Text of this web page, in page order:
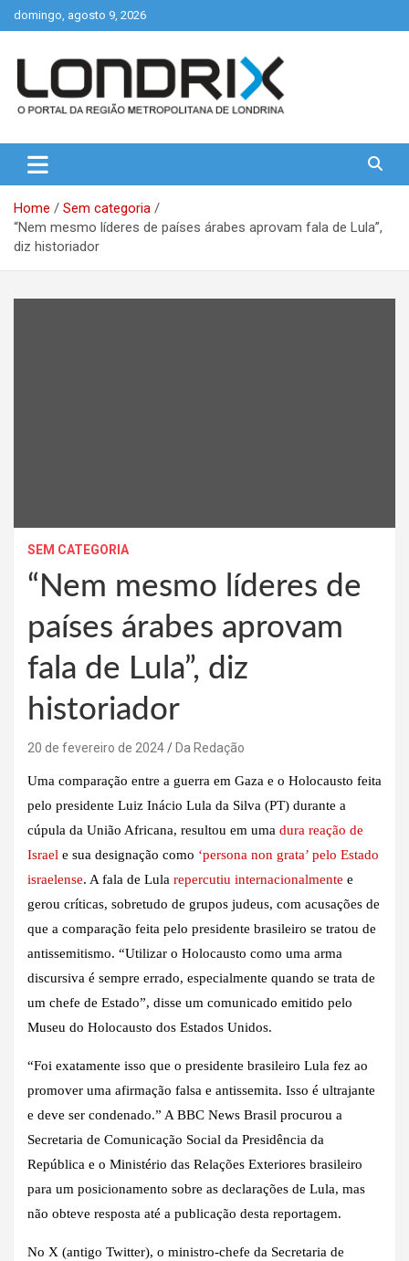
Skip
to
domingo, agosto 9, 2026
Londrix
Home
Sem categoria
“Nem mesmo líderes de países árabes aprovam fala de Lula”,
diz historiador
SEM CATEGORIA
“Nem mesmo líderes de
países árabes aprovam
fala de Lula”, diz
historiador
20 de fevereiro de 2024 Da Redação
Uma comparação entre a guerra em Gaza e o Holocausto feita
pelo presidente Luiz Inácio Lula da Silva (PT) durante a
cúpula da União Africana, resultou em uma dura reação de
Israel e sua designação como ‘persona non grata’ pelo Estado
israelense. A fala de Lula repercutiu internacionalmente e
gerou críticas, sobretudo de grupos judeus, com acusações de
que a comparação feita pelo presidente brasileiro se tratou de
antissemitismo. “Utilizar o Holocausto como uma arma
discursiva é sempre errado, especialmente quando se trata de
um chefe de Estado”, disse um comunicado emitido pelo
Museu do Holocausto dos Estados Unidos.
“Foi exatamente isso que o presidente brasileiro Lula fez ao
promover uma afirmação falsa e antissemita. Isso é ultrajante
e deve ser condenado.” A BBC News Brasil procurou a
Secretaria de Comunicação Social da Presidência da
República e o Ministério das Relações Exteriores brasileiro
para um posicionamento sobre as declarações de Lula, mas
não obteve resposta até a publicação desta reportagem.
No X (antigo Twitter), o ministro-chefe da Secretaria de